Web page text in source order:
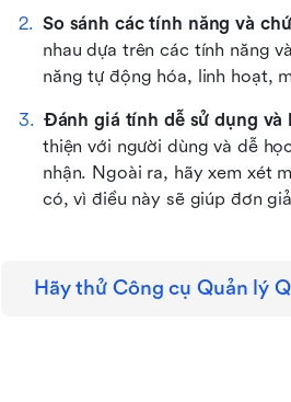
So sánh các tính năng và
nhau dựa trên các tính năng
năng tự động hóa, linh hoạt,
Đánh giá tính dễ sử dụng và
thiện với người dùng và dễ
nhận. Ngoài ra, hãy xem xét
có, vì điều này sẽ giúp đơn
Hãy thử Công cụ Quản lý